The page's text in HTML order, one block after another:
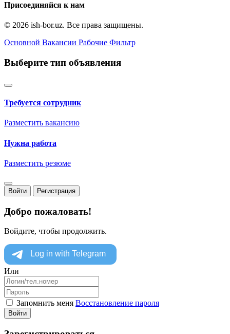
Присоединяйся к нам
© 2026 ish-bor.uz. Все права защищены.
Основной Вакансии Рабочие Фильтр
Выберите тип объявления
Требуется сотрудник
Разместить вакансию
Нужна работа
Разместить резюме
Войти Регистрация
Добро пожаловать!
Войдите, чтобы продолжить.
Или
Запомнить меня Восстановление пароля
Войти